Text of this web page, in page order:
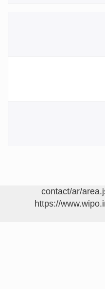
https://